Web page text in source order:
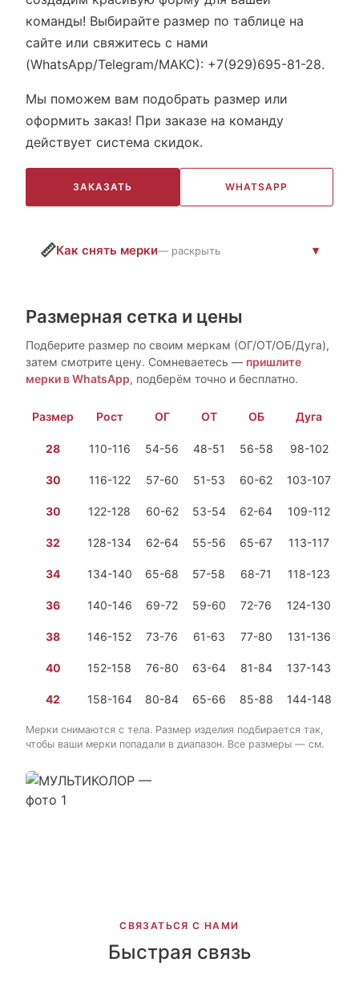
команды! Выбирайте размер по таблице на
сайте или свяжитесь с нами
(WhatsApp/Telegram/МАКС): +7(929)695-81-28.
Мы поможем вам подобрать размер или
оформить заказ! При заказе на команду
действует система скидок.
ЗАКАЗАТЬ WHATSAPP
📏Как снять мерки— раскрыть
Размерная сетка и цены
Подберите размер по своим меркам (ОГ/ОТ/ОБ/Дуга),
затем смотрите цену. Сомневаетесь — пришлите
мерки в WhatsApp, подберём точно и бесплатно.
Размер Рост ОГ ОТ ОБ Дуга
28 110-116 54-56 48-51 56-58 98-102
30 116-122 57-60 51-53 60-62 103-107
30 122-128 60-62 53-54 62-64 109-112
32 128-134 62-64 55-56 65-67 113-117
34 134-140 65-68 57-58 68-71 118-123
36 140-146 69-72 59-60 72-76 124-130
38 146-152 73-76 61-63 77-80 131-136
40 152-158 76-80 63-64 81-84 137-143
42 158-164 80-84 65-66 85-88 144-148
Мерки снимаются с тела. Размер изделия подбирается так,
чтобы ваши мерки попадали в диапазон. Все размеры — см.
СВЯЗАТЬСЯ С НАМИ
Быстрая связь